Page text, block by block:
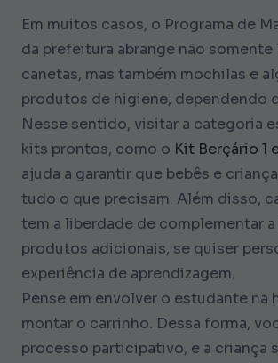
Em muitos casos, o Programa de
da prefeitura abrange não somente
canetas, mas também mochilas e
produtos de higiene, dependendo
Nesse sentido, visitar a categoria
kits prontos, como o Kit Berçário 1
ajuda a garantir que bebês e
tudo o que precisam. Além disso,
tem a liberdade de complementar
produtos adicionais, se quiser
experiência de aprendizagem.
Pense em envolver o estudante na
montar o carrinho. Dessa forma,
processo participativo, e a criança